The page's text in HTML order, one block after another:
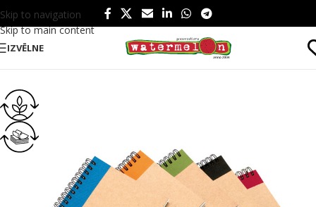
Skip to navigation
Skip to main content
IZVĒLNE
Sākums/ Birojam/ Blociņi